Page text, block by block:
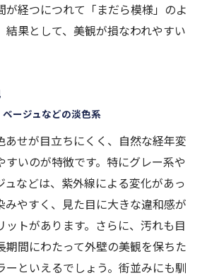
が経つにつれて「まだら模様」のよ
結果として、美観が損なわれやすい
ージュなどの淡色系
あせが目立ちにくく、自然な経年変
すいのが特徴です。特にグレー系や
ュなどは、紫外線による変化があっ
みやすく、見た目に大きな違和感が
ットがあります。さらに、汚れも目
期間にわたって外壁の美観を保ちた
ーといえるでしょう。街並みにも馴